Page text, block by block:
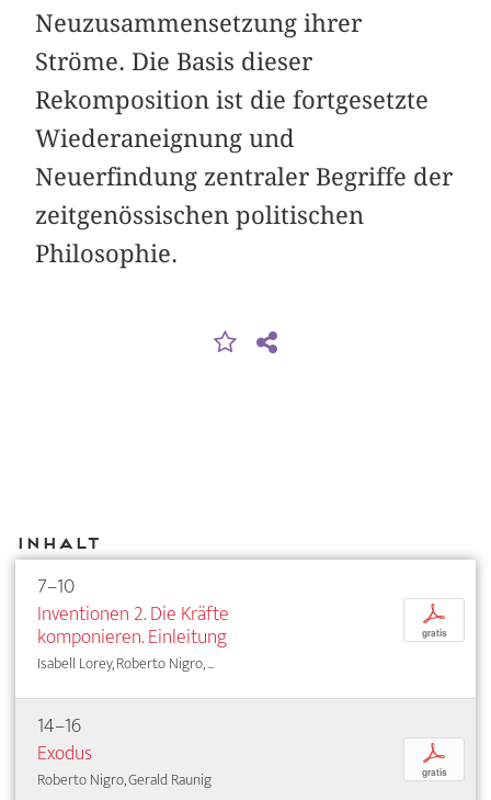
Neuzusammensetzung ihrer
Ströme. Die Basis dieser
Rekomposition ist die fortgesetzte
Wiederaneignung und
Neuerfindung zentraler Begriffe der
zeitgenössischen politischen
Philosophie.
Inhalt
7–10
Inventionen 2. Die Kräfte
komponieren. Einleitung
Isabell Lorey, Roberto Nigro, ...
p
gratis
14–16
Exodus
Roberto Nigro, Gerald Raunig
p
gratis